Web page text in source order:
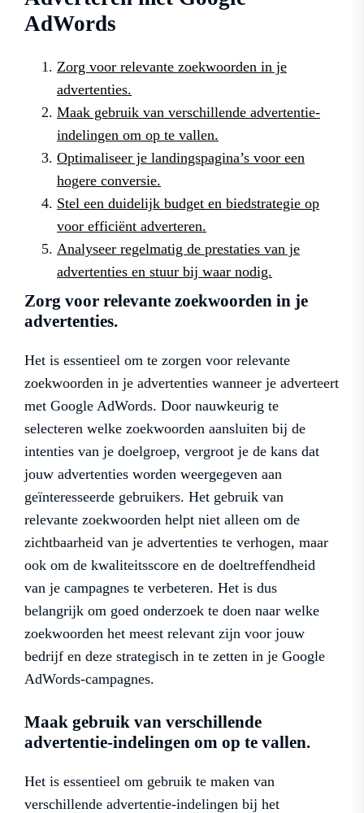
AdWords
Zorg voor relevante zoekwoorden in je
advertenties.
Maak gebruik van verschillende advertentie-
indelingen om op te vallen.
Optimaliseer je landingspagina’s voor een
hogere conversie.
Stel een duidelijk budget en biedstrategie op
voor efficiënt adverteren.
Analyseer regelmatig de prestaties van je
advertenties en stuur bij waar nodig.
Zorg voor relevante zoekwoorden in je
advertenties.
Het is essentieel om te zorgen voor relevante
zoekwoorden in je advertenties wanneer je adverteert
met Google AdWords. Door nauwkeurig te
selecteren welke zoekwoorden aansluiten bij de
intenties van je doelgroep, vergroot je de kans dat
jouw advertenties worden weergegeven aan
geïnteresseerde gebruikers. Het gebruik van
relevante zoekwoorden helpt niet alleen om de
zichtbaarheid van je advertenties te verhogen, maar
ook om de kwaliteitsscore en de doeltreffendheid
van je campagnes te verbeteren. Het is dus
belangrijk om goed onderzoek te doen naar welke
zoekwoorden het meest relevant zijn voor jouw
bedrijf en deze strategisch in te zetten in je Google
AdWords-campagnes.
Maak gebruik van verschillende
advertentie-indelingen om op te vallen.
Het is essentieel om gebruik te maken van
verschillende advertentie-indelingen bij het